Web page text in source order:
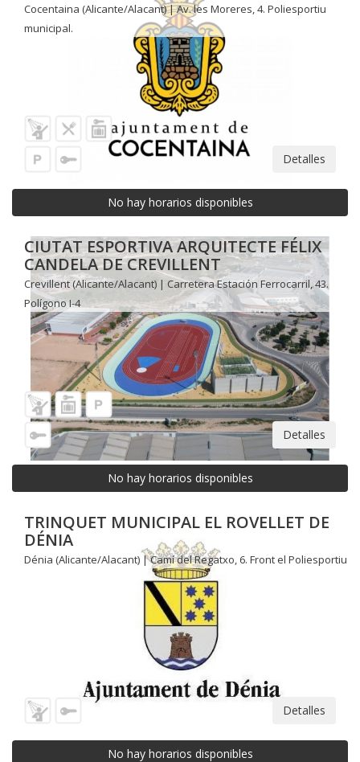
Cocentaina (Alicante/Alacant) | Av. les Moreres, 4. Poliesportiu
municipal.
Detalles
No hay horarios disponibles
CIUTAT ESPORTIVA ARQUITECTE FÉLIX
CANDELA DE CREVILLENT
Crevillent (Alicante/Alacant) | Carretera Estación Ferrocarril, 43.
Polígono I-4
Detalles
No hay horarios disponibles
TRINQUET MUNICIPAL EL ROVELLET DE
DÉNIA
Dénia (Alicante/Alacant) | Camí del Regatxo, 6. Front el Poliesportiu
Detalles
No hay horarios disponibles